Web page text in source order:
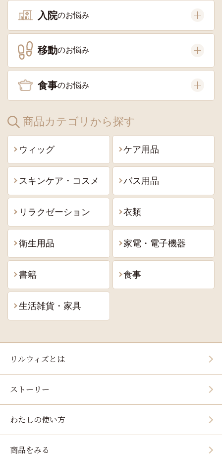
入院
移動
食事
商品カテゴリから探す
ウィッグ ケア用品
スキンケア・コスメ バス用品
リラクゼーション 衣類
衛生用品 家電・電子機器
書籍 食事
生活雑貨・家具
リルウィズとは
ストーリー
わたしの使い方
商品をみる